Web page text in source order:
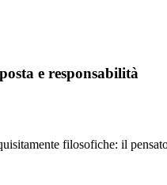
e responsabilità
filosofiche: il